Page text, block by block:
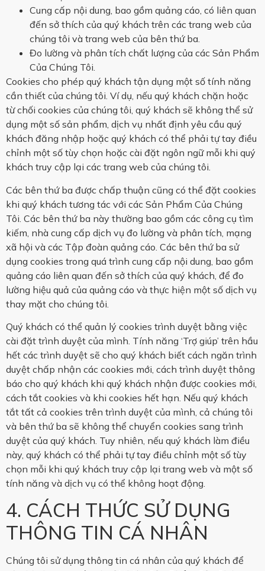
Cung cấp nội dung, bao gồm quảng cáo, có liên quan
đến sở thích của quý khách trên các trang web của
chúng tôi và trang web của bên thứ ba.
Đo lường và phân tích chất lượng của các Sản Phẩm
Của Chúng Tôi.
Cookies cho phép quý khách tận dụng một số tính năng
cần thiết của chúng tôi. Ví dụ, nếu quý khách chặn hoặc
từ chối cookies của chúng tôi, quý khách sẽ không thể sử
dụng một số sản phẩm, dịch vụ nhất định yêu cầu quý
khách đăng nhập hoặc quý khách có thể phải tự tay điều
chỉnh một số tùy chọn hoặc cài đặt ngôn ngữ mỗi khi quý
khách truy cập lại các trang web của chúng tôi.
Các bên thứ ba được chấp thuận cũng có thể đặt cookies
khi quý khách tương tác với các Sản Phẩm Của Chúng
Tôi. Các bên thứ ba này thường bao gồm các công cụ tìm
kiếm, nhà cung cấp dịch vụ đo lường và phân tích, mạng
xã hội và các Tập đoàn quảng cáo. Các bên thứ ba sử
dụng cookies trong quá trình cung cấp nội dung, bao gồm
quảng cáo liên quan đến sở thích của quý khách, để đo
lường hiệu quả của quảng cáo và thực hiện một số dịch vụ
thay mặt cho chúng tôi.
Quý khách có thể quản lý cookies trình duyệt bằng việc
cài đặt trình duyệt của mình. Tính năng ‘Trợ giúp’ trên hầu
hết các trình duyệt sẽ cho quý khách biết cách ngăn trình
duyệt chấp nhận các cookies mới, cách trình duyệt thông
báo cho quý khách khi quý khách nhận được cookies mới,
cách tắt cookies và khi cookies hết hạn. Nếu quý khách
tắt tất cả cookies trên trình duyệt của mình, cả chúng tôi
và bên thứ ba sẽ không thể chuyển cookies sang trình
duyệt của quý khách. Tuy nhiên, nếu quý khách làm điều
này, quý khách có thể phải tự tay điều chỉnh một số tùy
chọn mỗi khi quý khách truy cập lại trang web và một số
tính năng và dịch vụ có thể không hoạt động.
4. CÁCH THỨC SỬ DỤNG
THÔNG TIN CÁ NHÂN
Chúng tôi sử dụng thông tin cá nhân của quý khách để